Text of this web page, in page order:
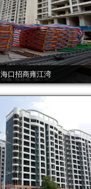
海口招商雍江湾